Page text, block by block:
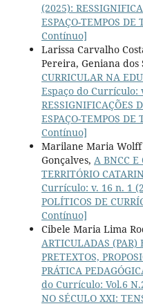
(2025):
ESPAÇO-TEMPOS
Contínuo]
Larissa Carvalho
Pereira, Geniana dos
CURRICULAR NA
Espaço do Currículo:
RESSIGNIFICAÇÕES
ESPAÇO-TEMPOS
Contínuo]
Marilane Maria
Gonçalves, A BNCC E
TERRITÓRIO
Currículo: v. 16 n. 1
POLÍTICOS DE
Contínuo]
Cibele Maria Lima
ARTICULADAS (PAR)
PRETEXTOS,
PRÁTICA
do Currículo: Vol.6
NO SÉCULO XXI: